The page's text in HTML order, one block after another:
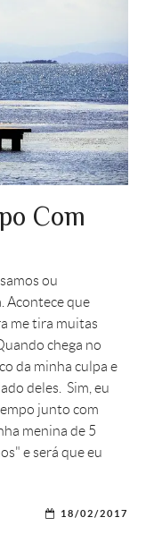
Com
ou
Acontece que
me tira muitas
chega no
da minha culpa e
deles. Sim, eu
junto com
menina de 5
e será que eu
18/02/2017